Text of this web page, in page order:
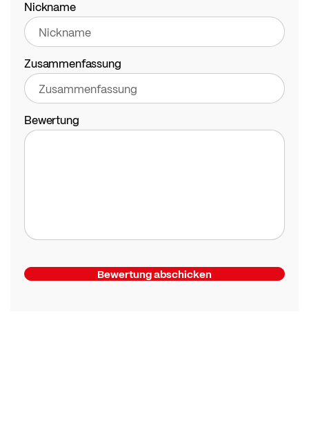
Nickname
Zusammenfassung
Bewertung
Bewertung abschicken